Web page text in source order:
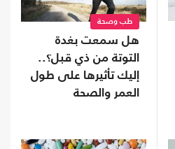
طب وصحة
هل سمعت بغدة
التوتة من ذي قبل؟..
إليك تأثيرها على طول
العمر والصحة